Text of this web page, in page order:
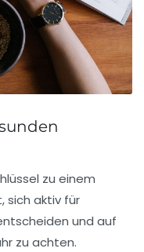
zu einem
sich aktiv für
und auf
zu achten.